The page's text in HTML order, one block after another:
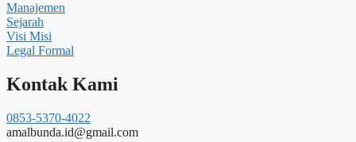
Manajemen
Sejarah
Visi Misi
Legal Formal
Kontak Kami
0853-5370-4022
amalbunda.id@gmail.com